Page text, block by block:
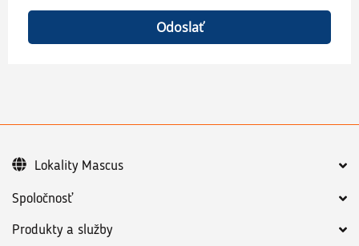
Odoslať
Spoločnosť
Produkty a služby
Lokality Mascus